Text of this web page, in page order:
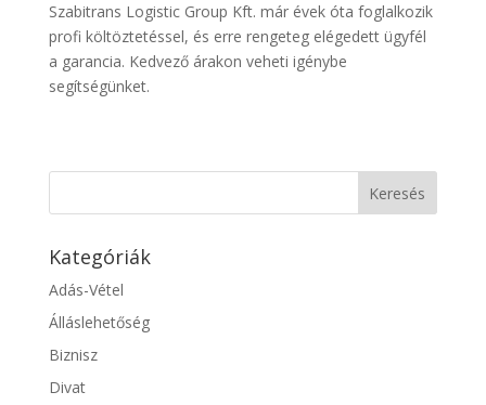
Szabitrans Logistic Group Kft. már évek óta foglalkozik
profi költöztetéssel, és erre rengeteg elégedett ügyfél
a garancia. Kedvező árakon veheti igénybe
segítségünket.
Kategóriák
Adás-Vétel
Álláslehetőség
Biznisz
Divat